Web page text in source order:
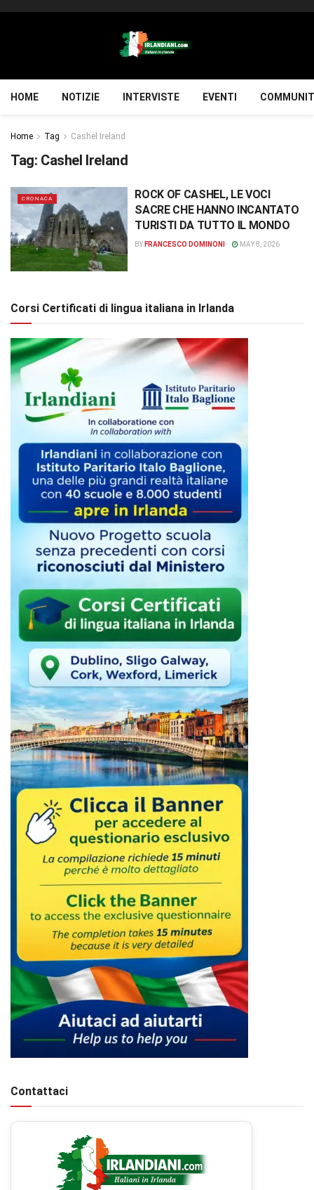
HOME NOTIZIE INTERVISTE EVENTI
Home Tag Cashel Ireland
Tag: Cashel Ireland
CRONACA
ROCK OF CASHEL, LE VOCI
SACRE CHE HANNO INCANTATO
TURISTI DA TUTTO IL MONDO
BY FRANCESCO DOMINONI MAY 8, 2026
Corsi Certificati di lingua italiana in Irlanda
Contattaci